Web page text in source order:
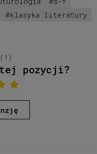
klasyka literatury
( 1 )
pozycji?